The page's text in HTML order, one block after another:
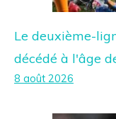
Le deuxième-
décédé à l'âge
8 août 2026